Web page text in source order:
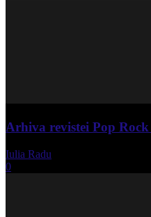
Arhiva revistei Pop
Iulia Radu
0